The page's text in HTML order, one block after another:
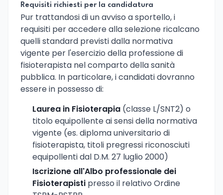
Requisiti richiesti per la candidatura
Pur trattandosi di un avviso a sportello, i
requisiti per accedere alla selezione ricalcano
quelli standard previsti dalla normativa
vigente per l'esercizio della professione di
fisioterapista nel comparto della sanità
pubblica. In particolare, i candidati dovranno
essere in possesso di:
Laurea in Fisioterapia (classe L/SNT2) o
titolo equipollente ai sensi della normativa
vigente (es. diploma universitario di
fisioterapista, titoli pregressi riconosciuti
equipollenti dal D.M. 27 luglio 2000)
Iscrizione all'Albo professionale dei
Fisioterapisti presso il relativo Ordine